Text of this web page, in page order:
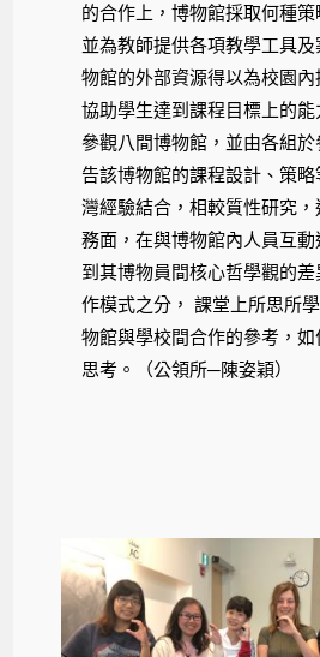
的合作上，博物館採取何種
並為教師提供各項教學工具
物館的外部資源得以為校園內
協助學生達到課程目標上的
參觀八間博物館，並由各組
告該博物館的課程設計、策
灣經驗結合，相較質性研究
務面，在與博物館內人員互
到其博物員間核心哲學觀的
作模式之分， 課堂上所思所
物館與學校間合作的參考，
思考。（公領所─陳姿穎）